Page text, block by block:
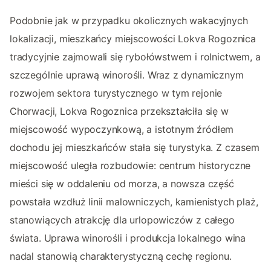
Podobnie jak w przypadku okolicznych wakacyjnych
lokalizacji, mieszkańcy miejscowości Lokva Rogoznica
tradycyjnie zajmowali się rybołówstwem i rolnictwem, a
szczególnie uprawą winorośli. Wraz z dynamicznym
rozwojem sektora turystycznego w tym rejonie
Chorwacji, Lokva Rogoznica przekształciła się w
miejscowość wypoczynkową, a istotnym źródłem
dochodu jej mieszkańców stała się turystyka. Z czasem
miejscowość uległa rozbudowie: centrum historyczne
mieści się w oddaleniu od morza, a nowsza część
powstała wzdłuż linii malowniczych, kamienistych plaż,
stanowiących atrakcję dla urlopowiczów z całego
świata. Uprawa winorośli i produkcja lokalnego wina
nadal stanowią charakterystyczną cechę regionu.